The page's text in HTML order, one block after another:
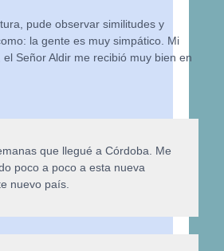
pude observar similitudes y
la gente es muy simpático. Mi
Señor Aldir me recibió muy bien en
que llegué a Córdoba. Me
poco a poco a esta nueva
nuevo país.